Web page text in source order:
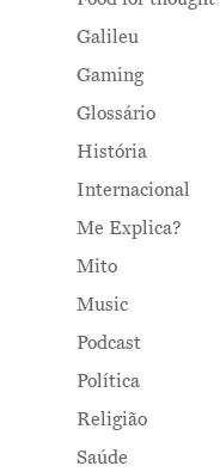
Galileu
Gaming
Glossário
História
Internacional
Me Explica?
Mito
Music
Podcast
Política
Religião
Saúde